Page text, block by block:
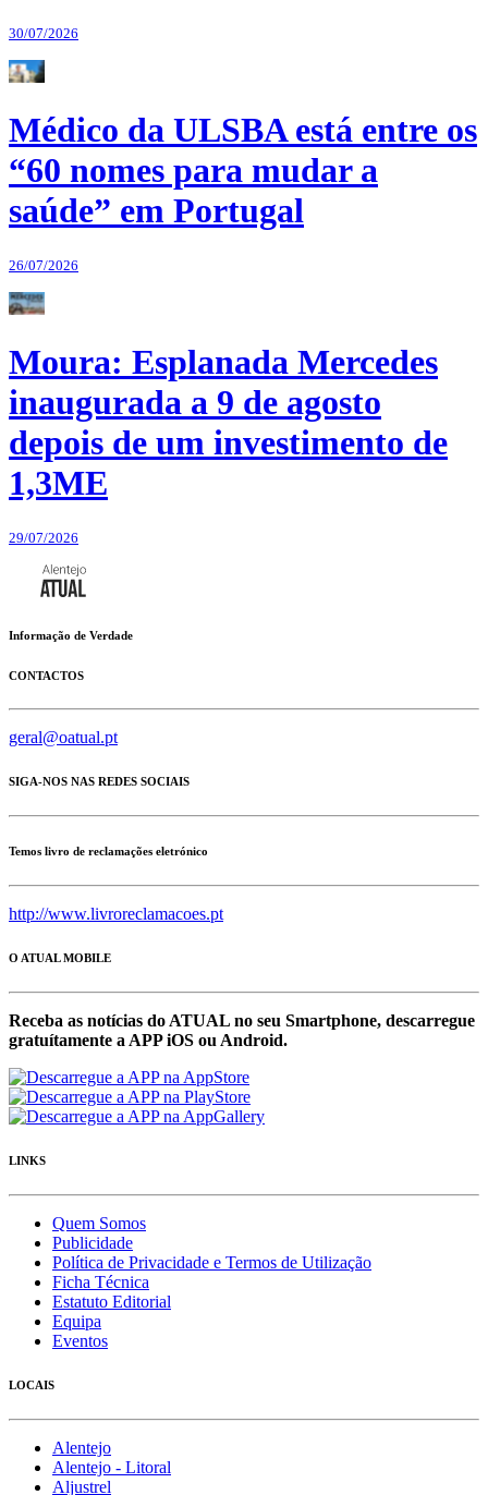
30/07/2026
Médico da ULSBA está entre os
“60 nomes para mudar a
saúde” em Portugal
26/07/2026
Moura: Esplanada Mercedes
inaugurada a 9 de agosto
depois de um investimento de
1,3ME
29/07/2026
Informação de Verdade
CONTACTOS
geral@oatual.pt
SIGA-NOS NAS REDES SOCIAIS
Temos livro de reclamações eletrónico
http://www.livroreclamacoes.pt
O ATUAL MOBILE
Receba as notícias do ATUAL no seu Smartphone, descarregue
gratuítamente a APP iOS ou Android.
LINKS
Quem Somos
Publicidade
Política de Privacidade e Termos de Utilização
Ficha Técnica
Estatuto Editorial
Equipa
Eventos
LOCAIS
Alentejo
Alentejo - Litoral
Aljustrel